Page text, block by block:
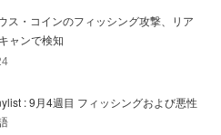
ス・コインのフィッシング攻撃、リア
ャンで検知
: 9月4週目 フィッシングおよび悪性